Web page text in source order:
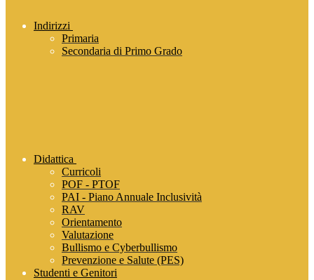
Indirizzi
Primaria
Secondaria di Primo Grado
Didattica
Curricoli
POF - PTOF
PAI - Piano Annuale Inclusività
RAV
Orientamento
Valutazione
Bullismo e Cyberbullismo
Prevenzione e Salute (PES)
Studenti e Genitori